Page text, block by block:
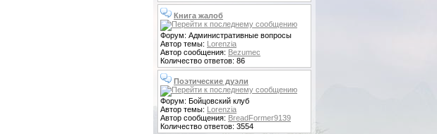
Книга жалоб
Форум: Административные вопросы
Автор темы: Lorenzia
Автор сообщения: Bezumec
Количество ответов: 86
Поэтические дуэли
Форум: Бойцовский клуб
Автор темы: Lorenzia
Автор сообщения: BreadFormer9139
Количество ответов: 3554